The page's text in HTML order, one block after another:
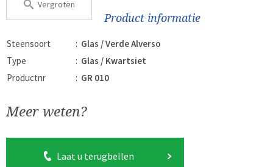
Vergroten
Product informatie
Steensoort : Glas / Verde Alverso
Type
: Glas / Kwartsiet
Productnr
: GR 010
Meer weten?
Laat u terugbellen